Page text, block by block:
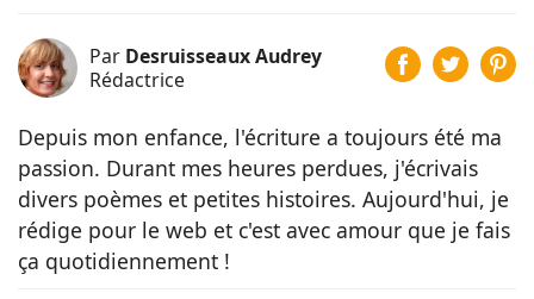
Par Desruisseaux Audrey
Rédactrice
Depuis mon enfance, l'écriture a toujours été ma
passion. Durant mes heures perdues, j'écrivais
divers poèmes et petites histoires. Aujourd'hui, je
rédige pour le web et c'est avec amour que je fais
ça quotidiennement !